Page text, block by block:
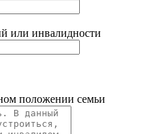
или инвалидности
положении семьи